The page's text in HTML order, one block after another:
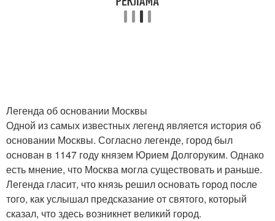
Легенда об основании Москвы
Одной из самых известных легенд является история об
основании Москвы. Согласно легенде, город был
основан в 1147 году князем Юрием Долгоруким. Однако
есть мнение, что Москва могла существовать и раньше.
Легенда гласит, что князь решил основать город после
того, как услышал предсказание от святого, который
сказал, что здесь возникнет великий город.